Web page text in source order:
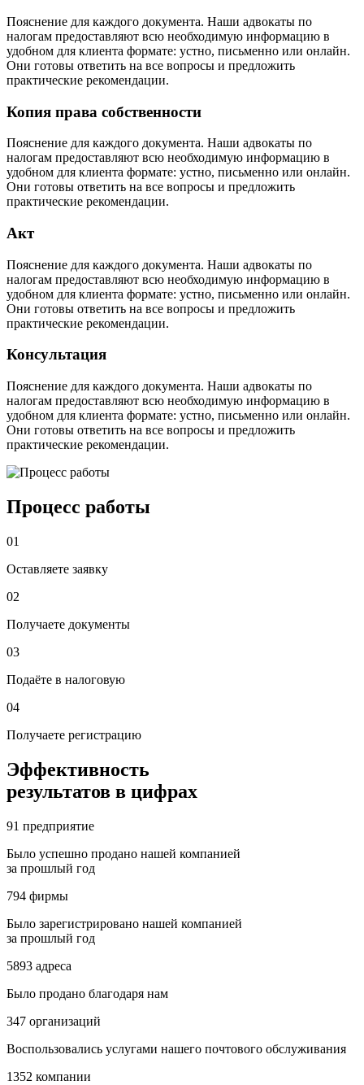
Пояснение для каждого документа. Наши адвокаты по
налогам предоставляют всю необходимую информацию в
удобном для клиента формате: устно, письменно или онлайн.
Они готовы ответить на все вопросы и предложить
практические рекомендации.
Копия права собственности
Пояснение для каждого документа. Наши адвокаты по
налогам предоставляют всю необходимую информацию в
удобном для клиента формате: устно, письменно или онлайн.
Они готовы ответить на все вопросы и предложить
практические рекомендации.
Акт
Пояснение для каждого документа. Наши адвокаты по
налогам предоставляют всю необходимую информацию в
удобном для клиента формате: устно, письменно или онлайн.
Они готовы ответить на все вопросы и предложить
практические рекомендации.
Консультация
Пояснение для каждого документа. Наши адвокаты по
налогам предоставляют всю необходимую информацию в
удобном для клиента формате: устно, письменно или онлайн.
Они готовы ответить на все вопросы и предложить
практические рекомендации.
Процесс работы
01
Оставляете заявку
02
Получаете документы
03
Подаёте в налоговую
04
Получаете регистрацию
Эффективность
результатов в цифрах
91 предприятие
Было успешно продано нашей компанией
за прошлый год
794 фирмы
Было зарегистрировано нашей компанией
за прошлый год
5893 адреса
Было продано благодаря нам
347 организаций
Воспользовались услугами нашего почтового обслуживания
1352 компании